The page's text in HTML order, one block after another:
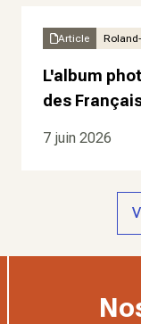
Article
L'album
des
7 juin 2026